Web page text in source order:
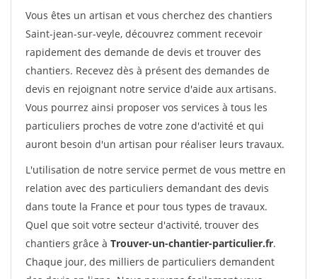
Vous êtes un artisan et vous cherchez des chantiers
Saint-jean-sur-veyle, découvrez comment recevoir
rapidement des demande de devis et trouver des
chantiers. Recevez dès à présent des demandes de
devis en rejoignant notre service d'aide aux artisans.
Vous pourrez ainsi proposer vos services à tous les
particuliers proches de votre zone d'activité et qui
auront besoin d'un artisan pour réaliser leurs travaux.
L'utilisation de notre service permet de vous mettre en
relation avec des particuliers demandant des devis
dans toute la France et pour tous types de travaux.
Quel que soit votre secteur d'activité, trouver des
chantiers grâce à Trouver-un-chantier-particulier.fr.
Chaque jour, des milliers de particuliers demandent